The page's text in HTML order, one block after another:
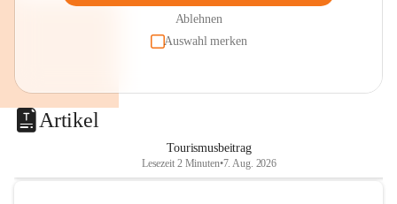
Ablehnen
Auswahl merken
Artikel
Tourismusbeitrag
Lesezeit 2 Minuten•7. Aug. 2026